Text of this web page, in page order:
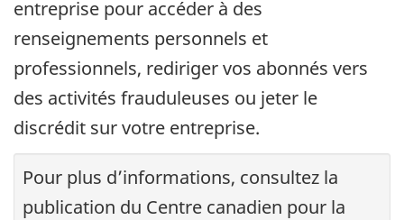
entreprise pour accéder à des
renseignements personnels et
professionnels, rediriger vos abonnés vers
des activités frauduleuses ou jeter le
discrédit sur votre entreprise.
Pour plus d’informations, consultez la
publication du Centre canadien pour la